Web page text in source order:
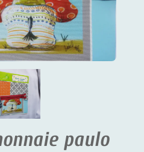
paulo